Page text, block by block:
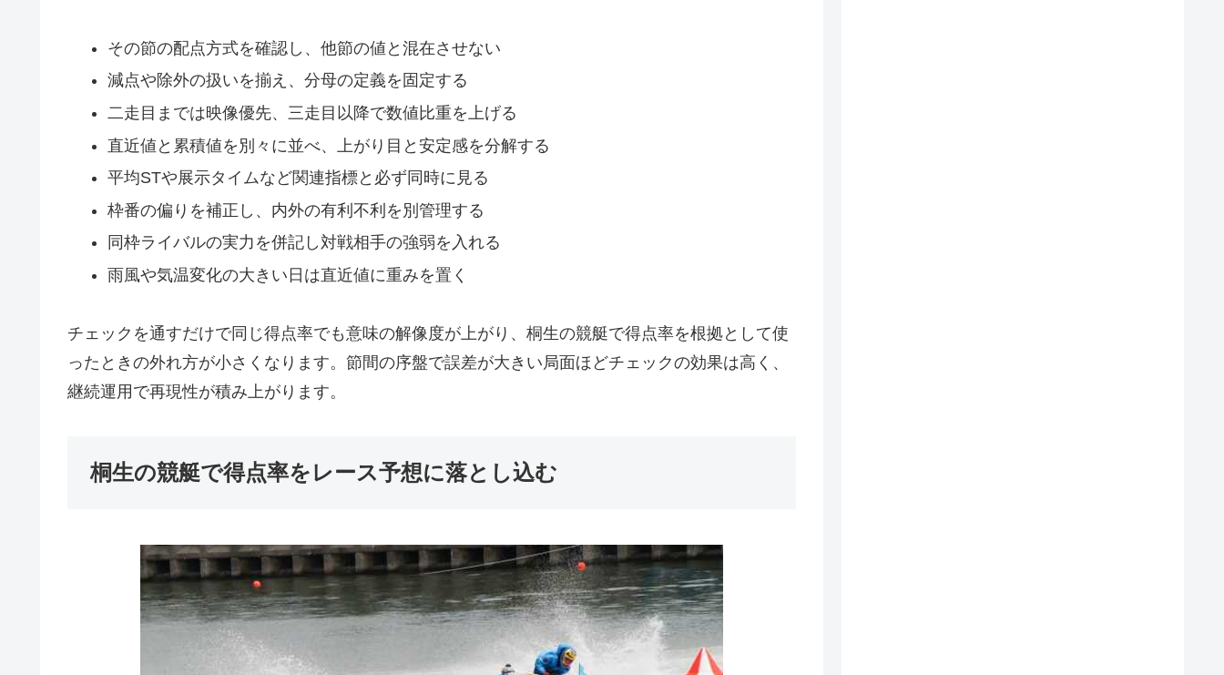
その節の配点方式を確認し、他節の値と混在させない
減点や除外の扱いを揃え、分母の定義を固定する
二走目までは映像優先、三走目以降で数値比重を上げる
直近値と累積値を別々に並べ、上がり目と安定感を分解する
平均STや展示タイムなど関連指標と必ず同時に見る
枠番の偏りを補正し、内外の有利不利を別管理する
同枠ライバルの実力を併記し対戦相手の強弱を入れる
雨風や気温変化の大きい日は直近値に重みを置く
チェックを通すだけで同じ得点率でも意味の解像度が上がり、桐生の競艇で得点率を根拠として使
ったときの外れ方が小さくなります。節間の序盤で誤差が大きい局面ほどチェックの効果は高く、
継続運用で再現性が積み上がります。
桐生の競艇で得点率をレース予想に落とし込む